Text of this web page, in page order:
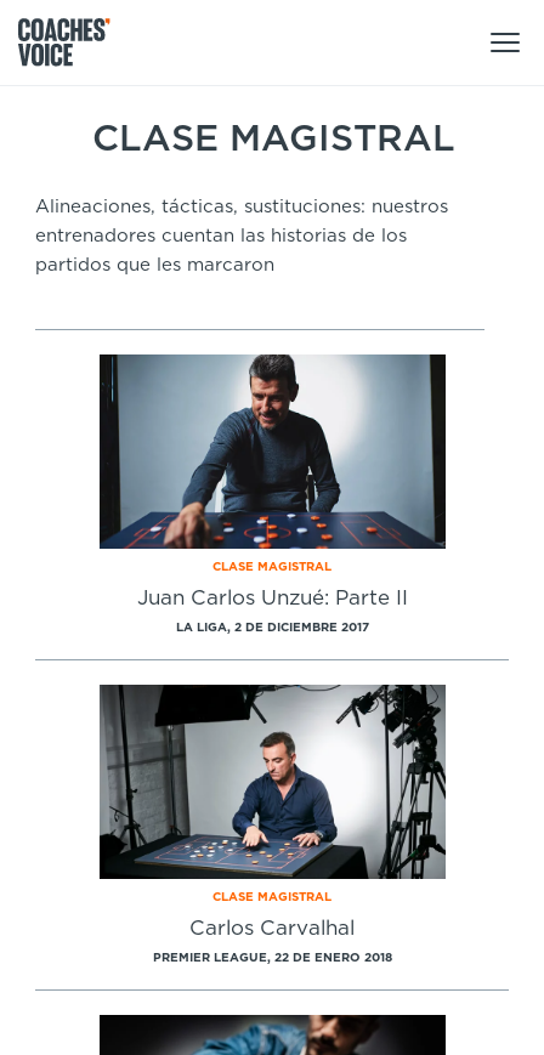
Nuestros productos
Centro de aprendizaje (para clubes)
Sport Session Planner
Cursos especializados
Usuarios
Ligas y federaciones
Regístrate
Coaches’ Voice Academy
Centro de aprendizaje
Sport Session Planner
Cursos especializados
Contáctanos
English Español
CLASE MAGISTRAL
Alineaciones, tácticas, sustituciones: nuestros
entrenadores cuentan las historias de los
partidos que les marcaron
CLASE MAGISTRAL
Juan Carlos Unzué: Parte II
LA LIGA, 2 DE DICIEMBRE 2017
CLASE MAGISTRAL
Carlos Carvalhal
PREMIER LEAGUE, 22 DE ENERO 2018